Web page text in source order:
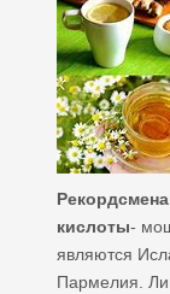
кислоты-
являются
Пармелия.